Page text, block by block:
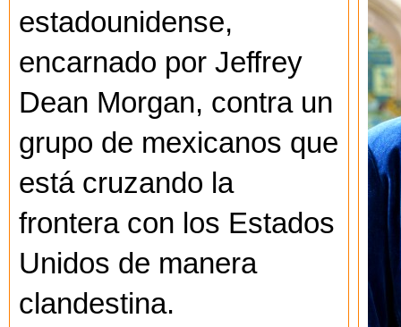
estadounidense,
encarnado por Jeffrey
Dean Morgan, contra un
grupo de mexicanos que
está cruzando la
frontera con los Estados
Unidos de manera
clandestina.